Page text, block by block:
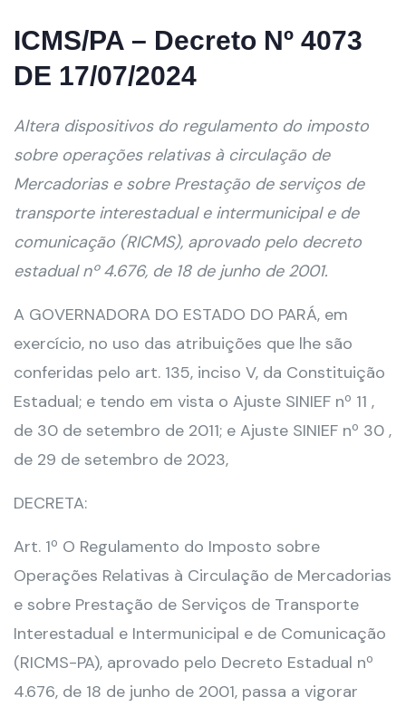
ICMS/PA – Decreto Nº 4073
DE 17/07/2024
Altera dispositivos do regulamento do imposto
sobre operações relativas à circulação de
Mercadorias e sobre Prestação de serviços de
transporte interestadual e intermunicipal e de
comunicação (RICMS), aprovado pelo decreto
estadual nº 4.676, de 18 de junho de 2001.
A GOVERNADORA DO ESTADO DO PARÁ, em
exercício, no uso das atribuições que lhe são
conferidas pelo art. 135, inciso V, da Constituição
Estadual; e tendo em vista o Ajuste SINIEF nº 11 ,
de 30 de setembro de 2011; e Ajuste SINIEF nº 30 ,
de 29 de setembro de 2023,
DECRETA:
Art. 1º O Regulamento do Imposto sobre
Operações Relativas à Circulação de Mercadorias
e sobre Prestação de Serviços de Transporte
Interestadual e Intermunicipal e de Comunicação
(RICMS-PA), aprovado pelo Decreto Estadual nº
4.676, de 18 de junho de 2001, passa a vigorar